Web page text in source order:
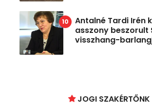
Antalné Tardi Irén
asszony beszorult
visszhang-
JOGI SZAKÉRTŐNK